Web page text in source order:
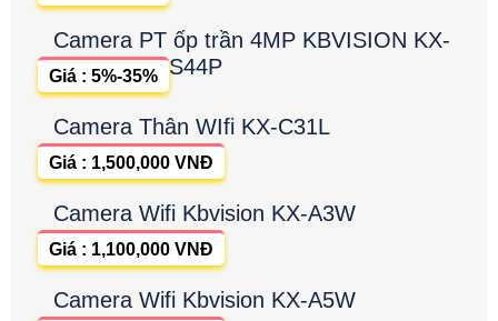
Camera PT ốp trần 4MP KBVISION KX-
S44P
Giá : 5%-35%
Camera Thân WIfi KX-C31L
Giá : 1,500,000 VNĐ
Camera Wifi Kbvision KX-A3W
Giá : 1,100,000 VNĐ
Camera Wifi Kbvision KX-A5W